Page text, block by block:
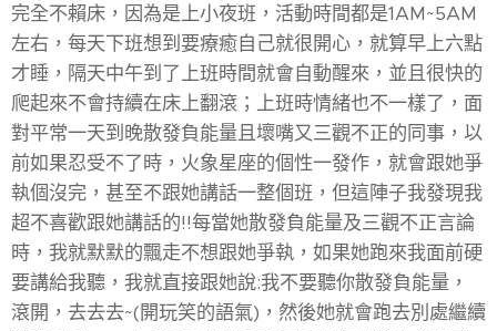
完全不賴床，因為是上小夜班，活動時間都是1AM~5AM
左右，每天下班想到要療癒自己就很開心，就算早上六點
才睡，隔天中午到了上班時間就會自動醒來，並且很快的
爬起來不會持續在床上翻滾；上班時情緒也不一樣了，面
對平常一天到晚散發負能量且壞嘴又三觀不正的同事，以
前如果忍受不了時，火象星座的個性一發作，就會跟她爭
執個沒完，甚至不跟她講話一整個班，但這陣子我發現我
超不喜歡跟她講話的!!每當她散發負能量及三觀不正言論
時，我就默默的飄走不想跟她爭執，如果她跑來我面前硬
要講給我聽，我就直接跟她說:我不要聽你散發負能量，
滾開，去去去~(開玩笑的語氣)，然後她就會跑去別處繼續